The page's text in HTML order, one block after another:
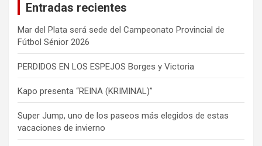
Entradas recientes
Mar del Plata será sede del Campeonato Provincial de
Fútbol Sénior 2026
PERDIDOS EN LOS ESPEJOS Borges y Victoria
Kapo presenta “REINA (KRIMINAL)”
Super Jump, uno de los paseos más elegidos de estas
vacaciones de invierno